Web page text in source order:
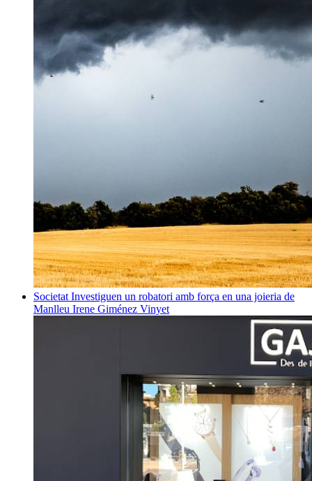
Societat Investiguen un robatori amb força en una joieria de
Manlleu Irene Giménez Vinyet